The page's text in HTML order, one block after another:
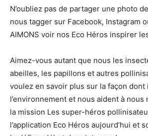
N’oubliez pas de partager une photo
nous tagger sur Facebook, Instagram
AIMONS voir nos Eco Héros inspirer
Aimez-vous autant que nous les
abeilles, les papillons et autres
voulez en savoir plus sur la façon dont
l’environnement et nous aident à
la mission Les super-héros
l’application Eco Héros aujourd’hui et